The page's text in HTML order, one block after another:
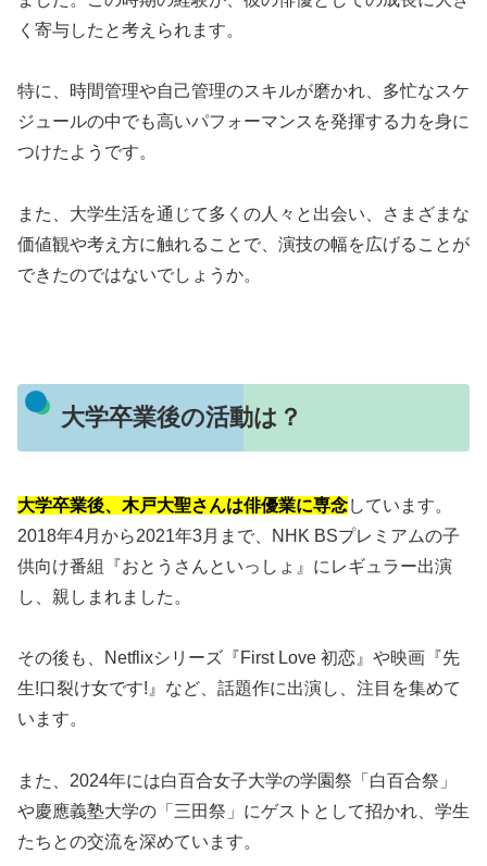
く寄与したと考えられます。
特に、時間管理や自己管理のスキルが磨かれ、多忙なスケ
ジュールの中でも高いパフォーマンスを発揮する力を身に
つけたようです。
また、大学生活を通じて多くの人々と出会い、さまざまな
価値観や考え方に触れることで、演技の幅を広げることが
できたのではないでしょうか。
大学卒業後の活動は？
大学卒業後、木戸大聖さんは俳優業に専念しています。
2018年4月から2021年3月まで、NHK BSプレミアムの子
供向け番組『おとうさんといっしょ』にレギュラー出演
し、親しまれました。
その後も、Netflixシリーズ『First Love 初恋』や映画『先
生!口裂け女です!』など、話題作に出演し、注目を集めて
います。
また、2024年には白百合女子大学の学園祭「白百合祭」
や慶應義塾大学の「三田祭」にゲストとして招かれ、学生
たちとの交流を深めています。